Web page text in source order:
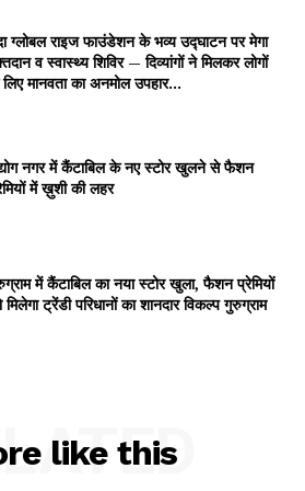
ग्लोबल राइज फाउंडेशन के भव्य उद्घाटन पर मेगा
व स्वास्थ्य शिविर — दिव्यांगों ने मिलकर लोगों
मानवता का अनमोल उपहार...
नगर में कैंटाबिल के नए स्टोर खुलने से फैशन
में ख़ुशी की लहर
में कैंटाबिल का नया स्टोर खुला, फैशन प्रेमियों
मिलेगा ट्रेंडी परिधानों का शानदार विकल्प गुरुग्राम
like this